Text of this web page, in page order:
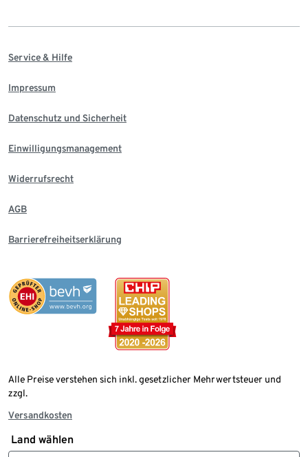
Service & Hilfe
Impressum
Datenschutz und Sicherheit
Einwilligungsmanagement
Widerrufsrecht
AGB
Barrierefreiheitserklärung
Alle Preise verstehen sich inkl. gesetzlicher Mehrwertsteuer und
zzgl.
Versandkosten
Land wählen